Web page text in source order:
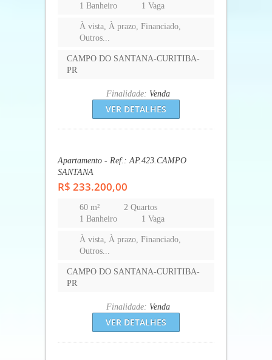
1 Banheiro
1 Vaga
À vista, À prazo, Financiado,
Outros...
CAMPO DO SANTANA-CURITIBA-
PR
Finalidade: Venda
VER DETALHES
Apartamento - Ref.: AP.423.CAMPO
SANTANA
R$ 233.200,00
60 m²
2 Quartos
1 Banheiro
1 Vaga
À vista, À prazo, Financiado,
Outros...
CAMPO DO SANTANA-CURITIBA-
PR
Finalidade: Venda
VER DETALHES